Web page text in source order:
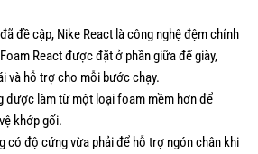
đề cập, Nike React là công nghệ đệm chính
React được đặt ở phần giữa đế giày,
và hỗ trợ cho mỗi bước chạy.
được làm từ một loại foam mềm hơn để
khớp gối.
có độ cứng vừa phải để hỗ trợ ngón chân khi